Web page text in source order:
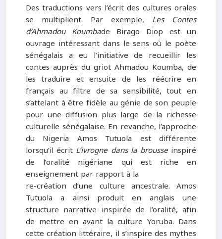
Des traductions vers l’écrit des cultures orales
se multiplient. Par exemple, Les Contes
d’Ahmadou Koumbade Birago Diop est un
ouvrage intéressant dans le sens où le poète
sénégalais a eu l’initiative de recueillir les
contes auprès du griot Ahmadou Koumba, de
les traduire et ensuite de les réécrire en
français au filtre de sa sensibilité, tout en
s’attelant à être fidèle au génie de son peuple
pour une diffusion plus large de la richesse
culturelle sénégalaise. En revanche, l’approche
du Nigeria Amos Tutuola est différente
lorsqu’il écrit L’ivrogne dans la brousse inspiré
de l’oralité nigériane qui est riche en
enseignement par rapport à la
re-création d’une culture ancestrale. Amos
Tutuola a ainsi produit en anglais une
structure narrative inspirée de l’oralité, afin
de mettre en avant la culture Yoruba. Dans
cette création littéraire, il s’inspire des mythes